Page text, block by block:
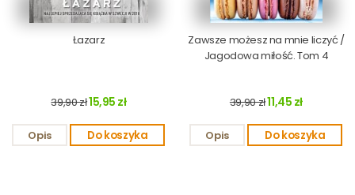
Łazarz
39,90 zł15,95 zł
Opis Do koszyka
Zawsze możesz na mnie liczyć /
Jagodowa miłość. Tom 4
39,90 zł11,45 zł
Opis Do koszyka